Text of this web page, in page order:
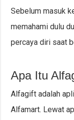
Sebelum masuk
memahami dulu
percaya diri saat
Apa Itu
Alfagift adalah
Alfamart. Lewat